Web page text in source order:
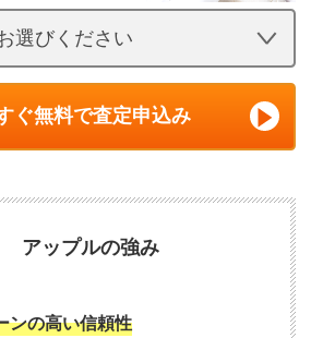
ぐ無料で査定申込み
アップルの強み
ンの高い信頼性